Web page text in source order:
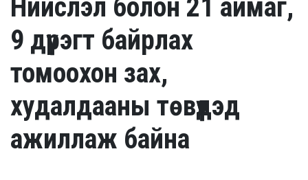
Нийслэл болон 21 аймаг,
9 дүүрэгт байрлах
томоохон зах,
худалдааны төвүүдэд
ажиллаж байна